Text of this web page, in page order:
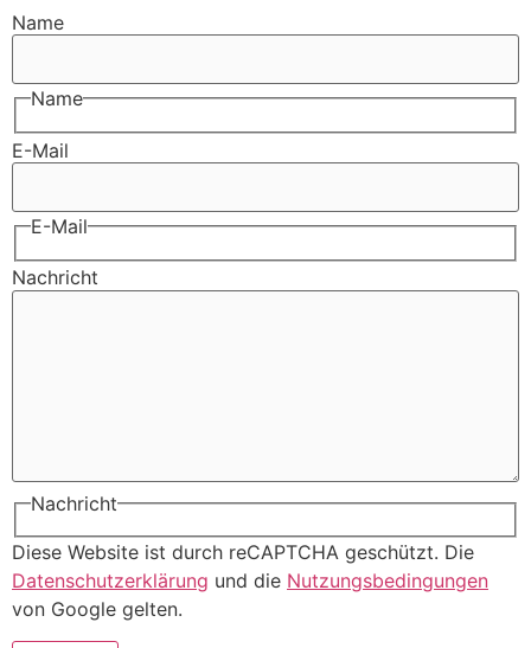
Name
Name
E-Mail
E-Mail
Nachricht
Nachricht
Diese Website ist durch reCAPTCHA geschützt. Die
Datenschutzerklärung und die Nutzungsbedingungen
von Google gelten.